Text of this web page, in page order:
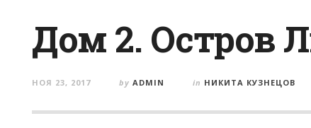
Дом 2. Остров
НОЯ 23, 2017 by ADMIN in НИКИТА КУЗНЕЦОВ